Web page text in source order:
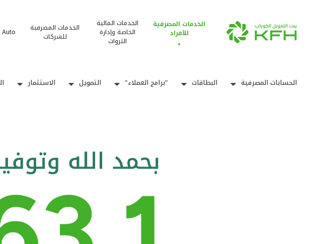
الخدمات المصرفية
للأفراد
الخدمات المالية
الخاصة وإدارة
الثروات
الخدمات المصرفية
للشركات
Auto
الحسابات المصرفية البطاقات "برامج العملاء" التمويل الاستثمار